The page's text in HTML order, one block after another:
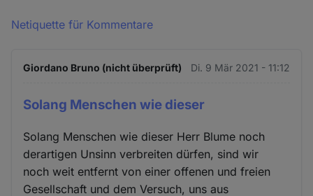
Netiquette für Kommentare
Giordano Bruno (nicht überprüft) Di. 9 Mär 2021 - 11:12
Solang Menschen wie dieser
Solang Menschen wie dieser Herr Blume noch
derartigen Unsinn verbreiten dürfen, sind wir
noch weit entfernt von einer offenen und freien
Gesellschaft und dem Versuch, uns aus